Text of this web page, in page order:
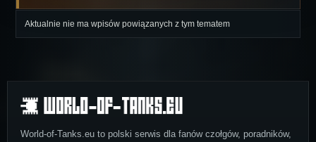
Aktualnie nie ma wpisów powiązanych z tym tematem
World-of-Tanks.eu to polski serwis dla fanów czołgów, poradników,